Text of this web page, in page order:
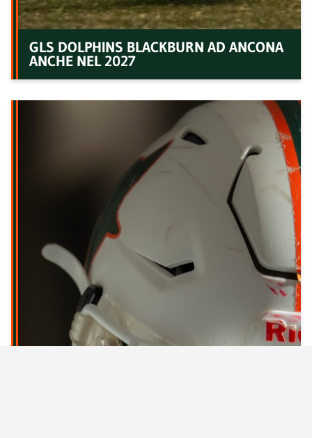
GLS DOLPHINS BLACKBURN AD ANCONA
ANCHE NEL 2027